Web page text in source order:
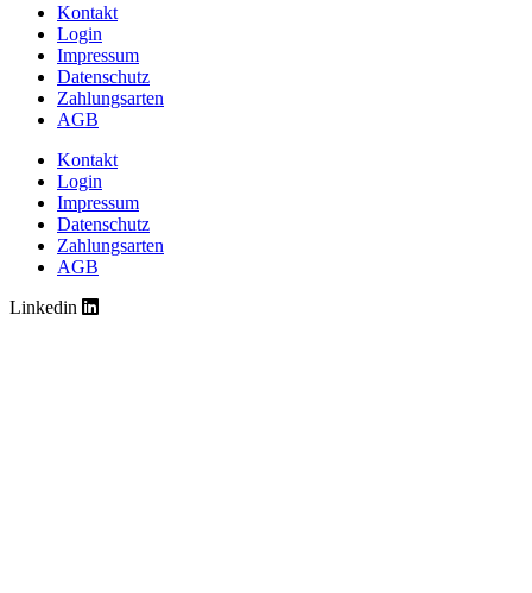
Kontakt
Login
Impressum
Datenschutz
Zahlungsarten
AGB
Kontakt
Login
Impressum
Datenschutz
Zahlungsarten
AGB
Linkedin